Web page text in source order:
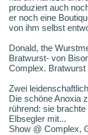
produziert auch
er noch eine
von ihm selbst
Donald, the
Bratwurst- von
Complex. Bratwurst
Zwei
Die schöne Anoxia
rührend: sie
Elbsegler mit...
Show @ Complex,